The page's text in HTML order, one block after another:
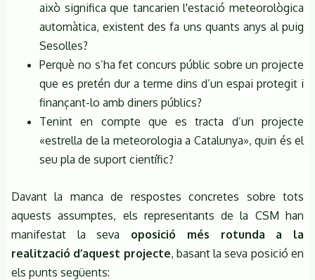
això significa que tancarien l'estació meteorològica
automàtica, existent des fa uns quants anys al puig
Sesolles?
Perquè no s’ha fet concurs públic sobre un projecte
que es pretén dur a terme dins d’un espai protegit i
finançant-lo amb diners públics?
Tenint en compte que es tracta d’un projecte
«estrella de la meteorologia a Catalunya», quin és el
seu pla de suport científic?
Davant la manca de respostes concretes sobre tots
aquests assumptes, els representants de la CSM han
manifestat la seva oposició més rotunda a la
realització d’aquest projecte, basant la seva posició en
els punts següents: